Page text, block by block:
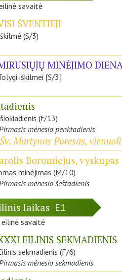
savaitė
ŠVENTIEJI
(S/3)
MINĖJIMO
iškilmei [S/3]
(f/13)
Pirmasis mėnesio penktadienis
Šv. Martynas Poresas,
Boromiejus, vyskupas
minėjimas (M/10)
Pirmasis mėnesio šeštadienis
laikas E1
savaitė
EILINIS SEKMADIENIS
sekmadienis (F/6)
Pirmasis mėnesio sekmadienis